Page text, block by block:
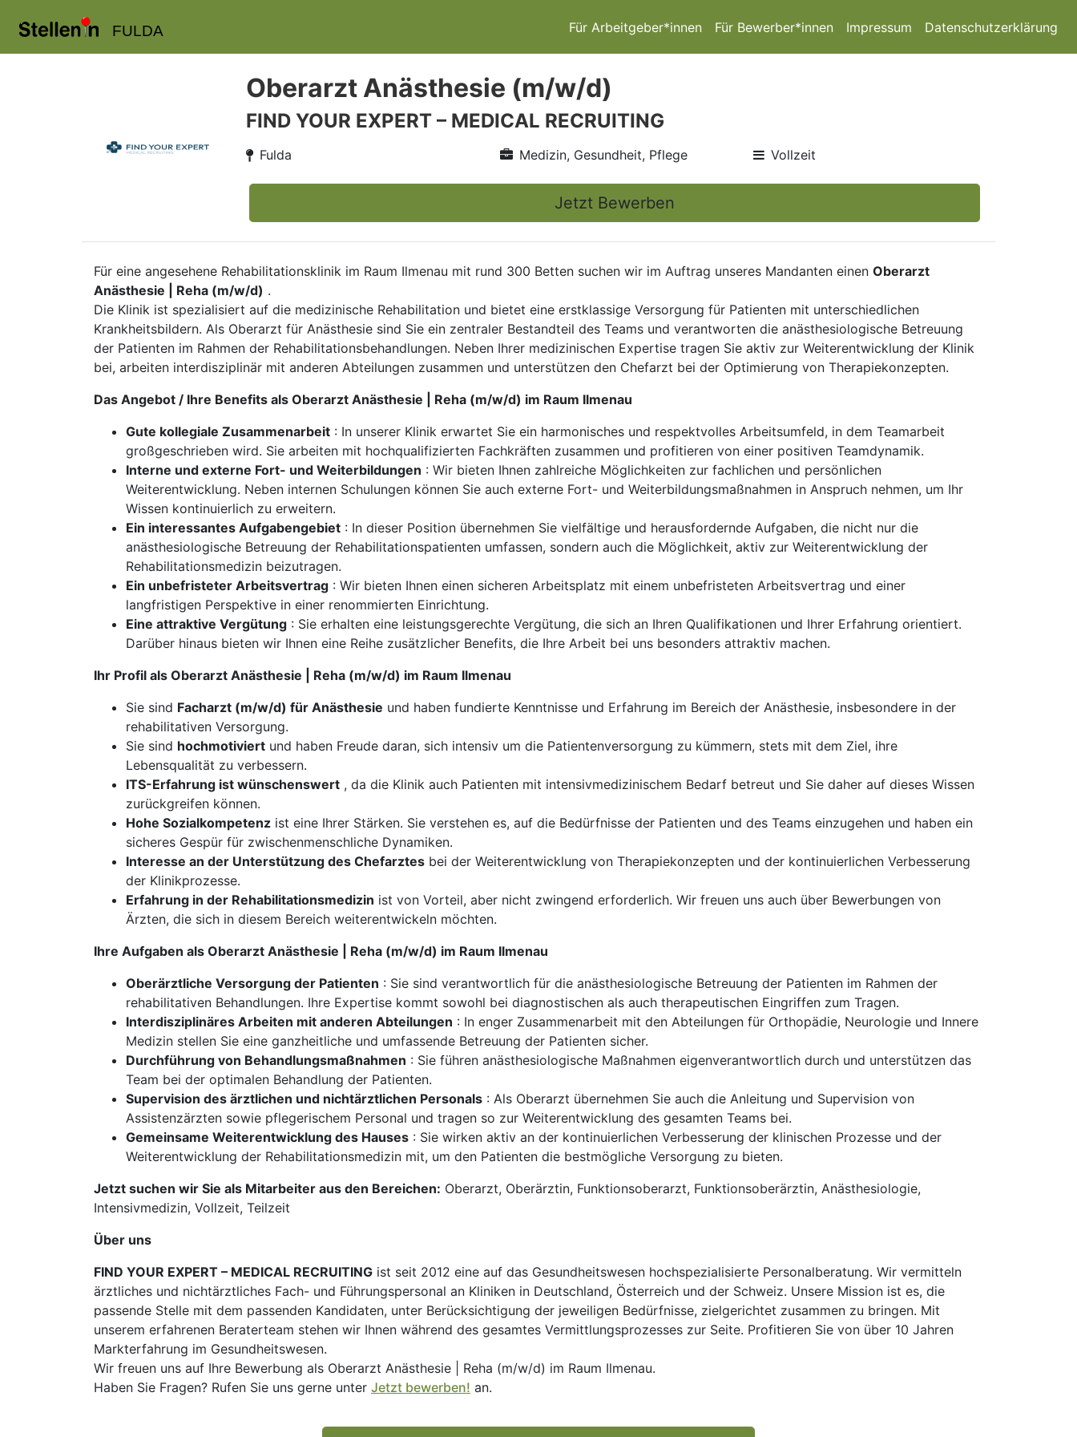
FULDA Für Arbeitgeber*innen Für Bewerber*innen Impressum Datenschutzerklärung
Oberarzt Anästhesie (m/w/d)
FIND YOUR EXPERT – MEDICAL RECRUITING
Fulda Medizin, Gesundheit, Pflege Vollzeit
Jetzt Bewerben
Für eine angesehene Rehabilitationsklinik im Raum Ilmenau mit rund 300 Betten suchen wir im Auftrag unseres Mandanten einen Oberarzt
Anästhesie | Reha (m/w/d) .
Die Klinik ist spezialisiert auf die medizinische Rehabilitation und bietet eine erstklassige Versorgung für Patienten mit unterschiedlichen
Krankheitsbildern. Als Oberarzt für Anästhesie sind Sie ein zentraler Bestandteil des Teams und verantworten die anästhesiologische Betreuung
der Patienten im Rahmen der Rehabilitationsbehandlungen. Neben Ihrer medizinischen Expertise tragen Sie aktiv zur Weiterentwicklung der Klinik
bei, arbeiten interdisziplinär mit anderen Abteilungen zusammen und unterstützen den Chefarzt bei der Optimierung von Therapiekonzepten.
Das Angebot / Ihre Benefits als Oberarzt Anästhesie | Reha (m/w/d) im Raum Ilmenau
Gute kollegiale Zusammenarbeit : In unserer Klinik erwartet Sie ein harmonisches und respektvolles Arbeitsumfeld, in dem Teamarbeit
großgeschrieben wird. Sie arbeiten mit hochqualifizierten Fachkräften zusammen und profitieren von einer positiven Teamdynamik.
Interne und externe Fort- und Weiterbildungen : Wir bieten Ihnen zahlreiche Möglichkeiten zur fachlichen und persönlichen
Weiterentwicklung. Neben internen Schulungen können Sie auch externe Fort- und Weiterbildungsmaßnahmen in Anspruch nehmen, um Ihr
Wissen kontinuierlich zu erweitern.
Ein interessantes Aufgabengebiet : In dieser Position übernehmen Sie vielfältige und herausfordernde Aufgaben, die nicht nur die
anästhesiologische Betreuung der Rehabilitationspatienten umfassen, sondern auch die Möglichkeit, aktiv zur Weiterentwicklung der
Rehabilitationsmedizin beizutragen.
Ein unbefristeter Arbeitsvertrag : Wir bieten Ihnen einen sicheren Arbeitsplatz mit einem unbefristeten Arbeitsvertrag und einer
langfristigen Perspektive in einer renommierten Einrichtung.
Eine attraktive Vergütung : Sie erhalten eine leistungsgerechte Vergütung, die sich an Ihren Qualifikationen und Ihrer Erfahrung orientiert.
Darüber hinaus bieten wir Ihnen eine Reihe zusätzlicher Benefits, die Ihre Arbeit bei uns besonders attraktiv machen.
Ihr Profil als Oberarzt Anästhesie | Reha (m/w/d) im Raum Ilmenau
Sie sind Facharzt (m/w/d) für Anästhesie und haben fundierte Kenntnisse und Erfahrung im Bereich der Anästhesie, insbesondere in der
rehabilitativen Versorgung.
Sie sind hochmotiviert und haben Freude daran, sich intensiv um die Patientenversorgung zu kümmern, stets mit dem Ziel, ihre
Lebensqualität zu verbessern.
ITS-Erfahrung ist wünschenswert , da die Klinik auch Patienten mit intensivmedizinischem Bedarf betreut und Sie daher auf dieses Wissen
zurückgreifen können.
Hohe Sozialkompetenz ist eine Ihrer Stärken. Sie verstehen es, auf die Bedürfnisse der Patienten und des Teams einzugehen und haben ein
sicheres Gespür für zwischenmenschliche Dynamiken.
Interesse an der Unterstützung des Chefarztes bei der Weiterentwicklung von Therapiekonzepten und der kontinuierlichen Verbesserung
der Klinikprozesse.
Erfahrung in der Rehabilitationsmedizin ist von Vorteil, aber nicht zwingend erforderlich. Wir freuen uns auch über Bewerbungen von
Ärzten, die sich in diesem Bereich weiterentwickeln möchten.
Ihre Aufgaben als Oberarzt Anästhesie | Reha (m/w/d) im Raum Ilmenau
Oberärztliche Versorgung der Patienten : Sie sind verantwortlich für die anästhesiologische Betreuung der Patienten im Rahmen der
rehabilitativen Behandlungen. Ihre Expertise kommt sowohl bei diagnostischen als auch therapeutischen Eingriffen zum Tragen.
Interdisziplinäres Arbeiten mit anderen Abteilungen : In enger Zusammenarbeit mit den Abteilungen für Orthopädie, Neurologie und Innere
Medizin stellen Sie eine ganzheitliche und umfassende Betreuung der Patienten sicher.
Durchführung von Behandlungsmaßnahmen : Sie führen anästhesiologische Maßnahmen eigenverantwortlich durch und unterstützen das
Team bei der optimalen Behandlung der Patienten.
Supervision des ärztlichen und nichtärztlichen Personals : Als Oberarzt übernehmen Sie auch die Anleitung und Supervision von
Assistenzärzten sowie pflegerischem Personal und tragen so zur Weiterentwicklung des gesamten Teams bei.
Gemeinsame Weiterentwicklung des Hauses : Sie wirken aktiv an der kontinuierlichen Verbesserung der klinischen Prozesse und der
Weiterentwicklung der Rehabilitationsmedizin mit, um den Patienten die bestmögliche Versorgung zu bieten.
Jetzt suchen wir Sie als Mitarbeiter aus den Bereichen: Oberarzt, Oberärztin, Funktionsoberarzt, Funktionsoberärztin, Anästhesiologie,
Intensivmedizin, Vollzeit, Teilzeit
Über uns
FIND YOUR EXPERT – MEDICAL RECRUITING ist seit 2012 eine auf das Gesundheitswesen hochspezialisierte Personalberatung. Wir vermitteln
ärztliches und nichtärztliches Fach- und Führungspersonal an Kliniken in Deutschland, Österreich und der Schweiz. Unsere Mission ist es, die
passende Stelle mit dem passenden Kandidaten, unter Berücksichtigung der jeweiligen Bedürfnisse, zielgerichtet zusammen zu bringen. Mit
unserem erfahrenen Beraterteam stehen wir Ihnen während des gesamtes Vermittlungsprozesses zur Seite. Profitieren Sie von über 10 Jahren
Markterfahrung im Gesundheitswesen.
Wir freuen uns auf Ihre Bewerbung als Oberarzt Anästhesie | Reha (m/w/d) im Raum Ilmenau.
Haben Sie Fragen? Rufen Sie uns gerne unter Jetzt bewerben! an.